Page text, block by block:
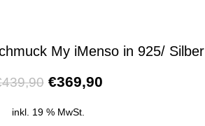
My iMenso in 925/ Silber
439,90 €369,90
inkl. 19 % MwSt.